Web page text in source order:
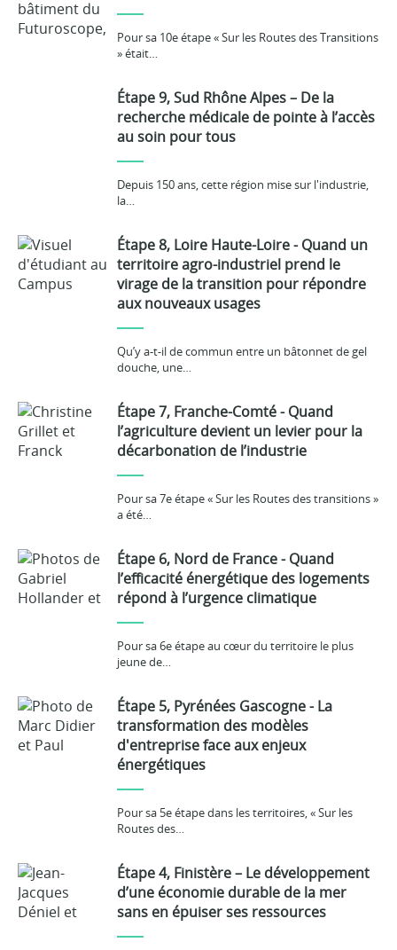
Pour sa 10e étape « Sur les Routes des Transitions
» était…
Étape 9, Sud Rhône Alpes – De la
recherche médicale de pointe à l’accès
au soin pour tous
Depuis 150 ans, cette région mise sur l'industrie,
la…
Étape 8, Loire Haute-Loire - Quand un
territoire agro-industriel prend le
virage de la transition pour répondre
aux nouveaux usages
Qu’y a-t-il de commun entre un bâtonnet de gel
douche, une…
Étape 7, Franche-Comté - Quand
l’agriculture devient un levier pour la
décarbonation de l’industrie
Pour sa 7e étape « Sur les Routes des transitions »
a été…
Étape 6, Nord de France - Quand
l’efficacité énergétique des logements
répond à l’urgence climatique
Pour sa 6e étape au cœur du territoire le plus
jeune de…
Étape 5, Pyrénées Gascogne - La
transformation des modèles
d'entreprise face aux enjeux
énergétiques
Pour sa 5e étape dans les territoires, « Sur les
Routes des…
Étape 4, Finistère – Le développement
d’une économie durable de la mer
sans en épuiser ses ressources